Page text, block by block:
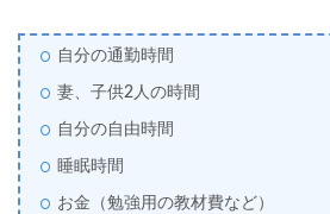
自分の通勤時間
妻、子供2人の時間
自分の自由時間
睡眠時間
お金（勉強用の教材費など）